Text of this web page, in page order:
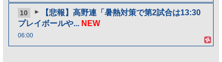
10
【悲報】高野連「暑熱対策で第2試合は13:30
プレイボールや... NEW
06:00